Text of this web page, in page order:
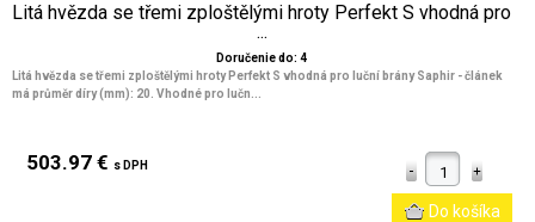
Litá hvězda se třemi zploštělými hroty Perfekt S vhodná pro
...
Doručenie do: 4
Litá hvězda se třemi zploštělými hroty Perfekt S vhodná pro luční brány Saphir - článek
má průměr díry (mm): 20. Vhodné pro lučn...
503.97 € s DPH